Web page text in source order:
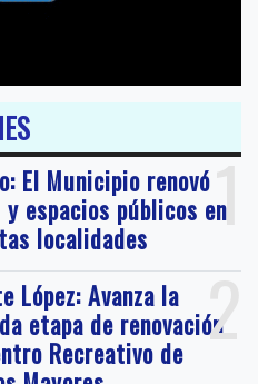
1
El Municipio renovó
y espacios públicos en
localidades
2
López: Avanza la
etapa de renovación
Recreativo de